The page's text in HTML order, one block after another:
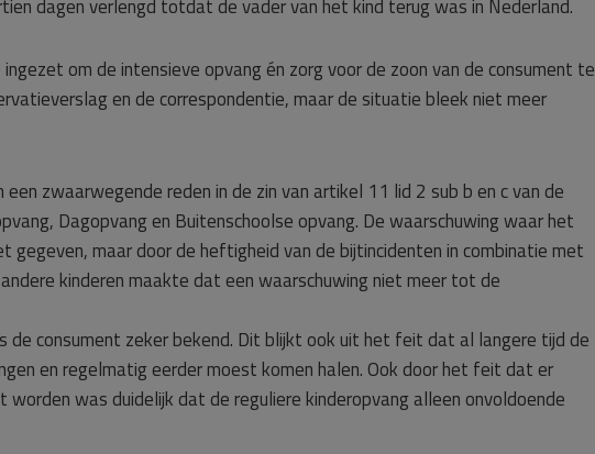
dagen verlengd totdat de vader van het kind terug was in Nederland.
om de intensieve opvang én zorg voor de zoon van de consument te
en de correspondentie, maar de situatie bleek niet meer
zwaarwegende reden in de zin van artikel 11 lid 2 sub b en c van de
Dagopvang en Buitenschoolse opvang. De waarschuwing waar het
gegeven, maar door de heftigheid van de bijtincidenten in combinatie met
kinderen maakte dat een waarschuwing niet meer tot de
de consument zeker bekend. Dit blijkt ook uit het feit dat al langere tijd de
en regelmatig eerder moest komen halen. Ook door het feit dat er
worden was duidelijk dat de reguliere kinderopvang alleen onvoldoende